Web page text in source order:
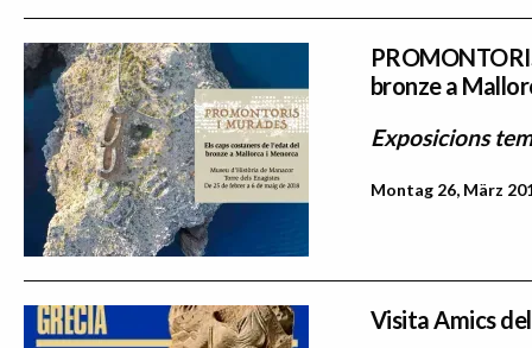
bronze a
Exposicions
Montag 26, März
Visita Amics